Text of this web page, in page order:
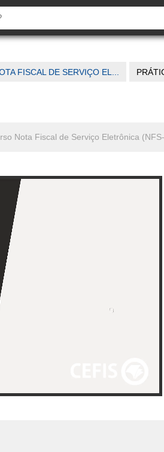
FISCAL DE SERVIÇO EL...
Nota Fiscal de Serviço Eletrônica